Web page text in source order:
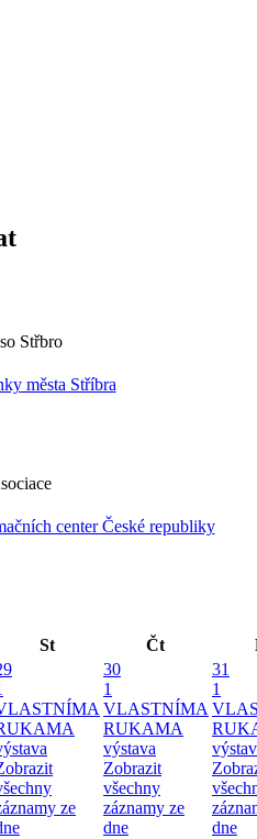
města Stříbra
center České republiky
St Čt
ze
30
1
VLASTNÍMA
RUKAMA
výstava
Zobrazit
všechny
záznamy ze
dne
31
1
dne